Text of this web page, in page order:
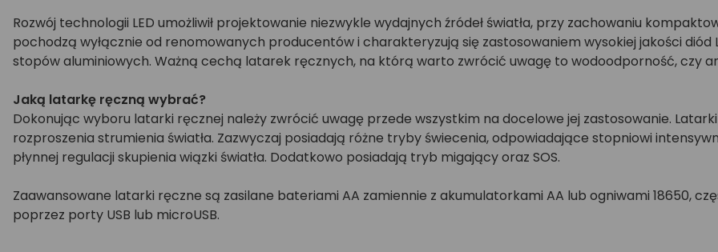
Rozwój technologii LED umożliwił projektowanie niezwykle wydajnych źródeł światła, przy zachowaniu
pochodzą wyłącznie od renomowanych producentów i charakteryzują się zastosowaniem wysokiej jakości diód
stopów aluminiowych. Ważną cechą latarek ręcznych, na którą warto zwrócić uwagę to wodoodporność, czy
Jaką latarkę ręczną wybrać?
Dokonując wyboru latarki ręcznej należy zwrócić uwagę przede wszystkim na docelowe jej zastosowanie. Latarki
rozproszenia strumienia światła. Zazwyczaj posiadają różne tryby świecenia, odpowiadające stopniowi
płynnej regulacji skupienia wiązki światła. Dodatkowo posiadają tryb migający oraz SOS.
Zaawansowane latarki ręczne są zasilane bateriami AA zamiennie z akumulatorkami AA lub ogniwami 18650,
poprzez porty USB lub microUSB.